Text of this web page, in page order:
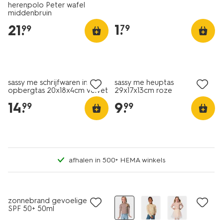
herenpolo Peter wafel
middenbruin
21.
99 1.
79
sassy me schrijfwaren in
opbergtas 20x18x4cm velvet
14.
99
sassy me heuptas
29x17x13cm roze
9.
99
afhalen in 500+ HEMA winkels
zonnebrand gevoelige huid
SPF 50+ 50ml